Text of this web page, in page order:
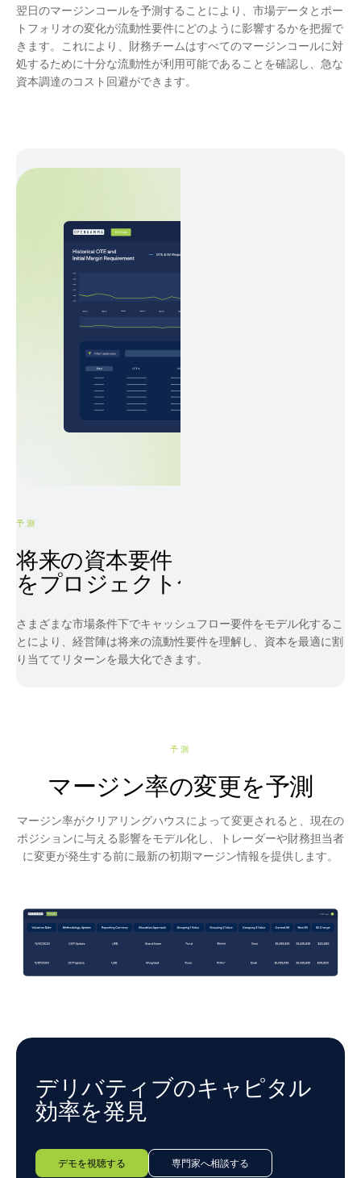
翌日のマージンコールを予測することにより、市場データとポー
トフォリオの変化が流動性要件にどのように影響するかを把握で
きます。これにより、財務チームはすべてのマージンコールに対
処するために十分な流動性が利用可能であることを確認し、急な
資本調達のコスト回避ができます。
予測
将来の資本要件
をプロジェクト化
さまざまな市場条件下でキャッシュフロー要件をモデル化するこ
とにより、経営陣は将来の流動性要件を理解し、資本を最適に割
り当ててリターンを最大化できます。
予測
マージン率の変更を予測
マージン率がクリアリングハウスによって変更されると、現在の
ポジションに与える影響をモデル化し、トレーダーや財務担当者
に変更が発生する前に最新の初期マージン情報を提供します。
デリバティブのキャピタル
効率を発見
デモを視聴する 専門家へ相談する